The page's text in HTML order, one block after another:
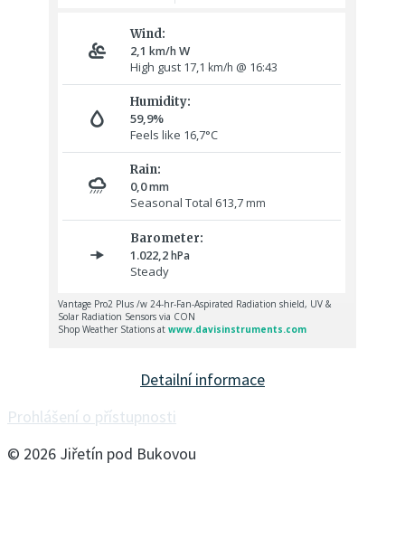
Detailní informace
Prohlášení o přístupnosti
© 2026 Jiřetín pod Bukovou